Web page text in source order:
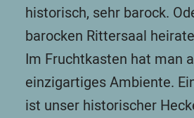
historisch, sehr barock.
barocken Rittersaal
Im Fruchtkasten hat man
einzigartiges Ambiente.
ist unser historischer